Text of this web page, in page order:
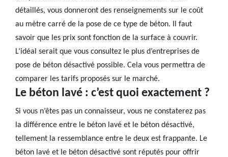
détaillés, vous donneront des renseignements sur le coût
au mètre carré de la pose de ce type de béton. Il faut
savoir que les prix sont fonction de la surface à couvrir.
L’idéal serait que vous consultez le plus d’entreprises de
pose de béton désactivé possible. Cela vous permettra de
comparer les tarifs proposés sur le marché.
Le béton lavé : c’est quoi exactement ?
Si vous n’êtes pas un connaisseur, vous ne constaterez pas
la différence entre le béton lavé et le béton désactivé,
tellement la ressemblance entre le deux est frappante. Le
béton lavé et le béton désactivé sont réputés pour offrir